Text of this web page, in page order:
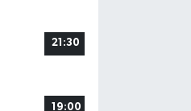
21:30
19:00